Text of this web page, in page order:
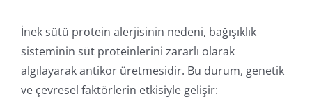
İnek sütü protein alerjisinin nedeni, bağışıklık
sisteminin süt proteinlerini zararlı olarak
algılayarak antikor üretmesidir. Bu durum, genetik
ve çevresel faktörlerin etkisiyle gelişir: